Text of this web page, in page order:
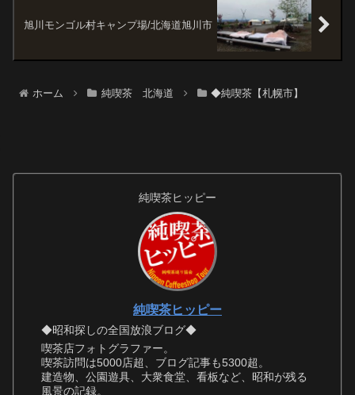
旭川モンゴル村キャンプ場/北海道旭川市
ホーム 純喫茶 北海道 ◆純喫茶【札幌市】
純喫茶ヒッピー
純喫茶ヒッピー
◆昭和探しの全国放浪ブログ◆
喫茶店フォトグラファー。
喫茶訪問は5000店超、ブログ記事も5300超。
建造物、公園遊具、大衆食堂、看板など、昭和が残る
風景の記録。